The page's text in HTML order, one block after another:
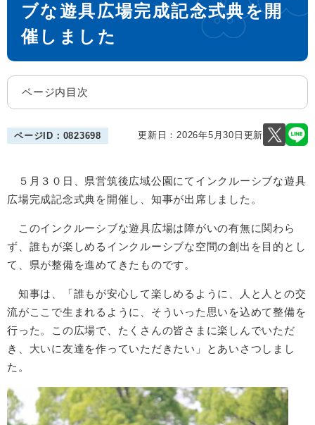
ブな遊具広場完成記念式典を開
催しました
ページ内目次
ページID：0823698 更新日：2026年5月30日更新
５月３０日、県営筑後広域公園にてインクルーシブな遊具
広場完成記念式典を開催し、知事が出席しました。
このインクルーシブな遊具広場は障がいの有無に関わら
ず、誰もが楽しめるインクルーシブな空間の創出を目的とし
て、県が整備を進めてきたものです。
知事は、「誰もが安心して楽しめるように、人と人との交
流がここで生まれるように、そういった思いを込めて整備を
行った。この広場で、たくさんの皆さまに楽しんでいただ
き、大いに友達を作っていただきたい」とあいさつしまし
た。